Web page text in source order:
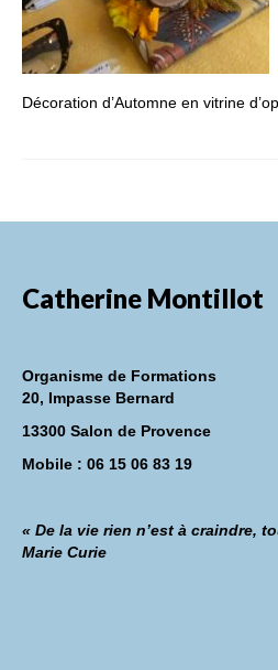
Décoration d’Automne en vitrine
Catherine Montillot
Organisme de Formations
20, Impasse Bernard
13300 Salon de Provence
Mobile : 06 15 06 83 19
« De la vie rien n’est à craindre,
Marie Curie